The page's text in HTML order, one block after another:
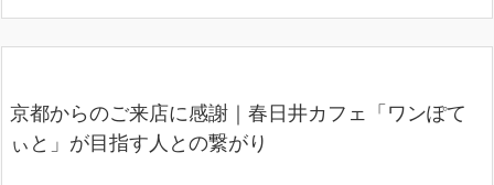
京都からのご来店に感謝｜春日井カフェ「ワンぽて
ぃと」が目指す人との繋がり